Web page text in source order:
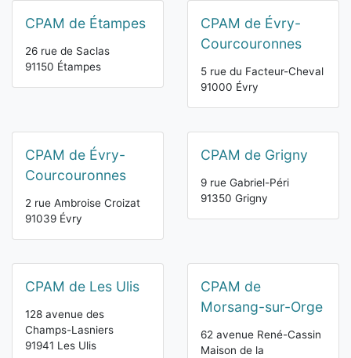
CPAM de Étampes
26 rue de Saclas
91150 Étampes
CPAM de Évry-
Courcouronnes
5 rue du Facteur-Cheval
91000 Évry
CPAM de Évry-
Courcouronnes
2 rue Ambroise Croizat
91039 Évry
CPAM de Grigny
9 rue Gabriel-Péri
91350 Grigny
CPAM de Les Ulis
128 avenue des
Champs-Lasniers
91941 Les Ulis
CPAM de
Morsang-sur-Orge
62 avenue René-Cassin
Maison de la